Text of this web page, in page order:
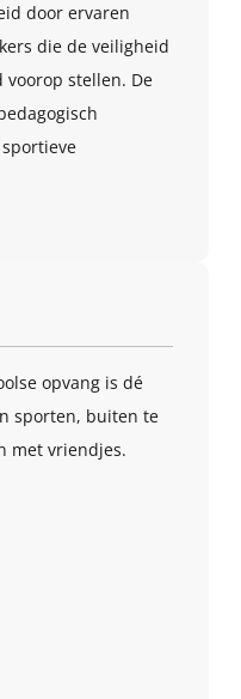
door ervaren
die de veiligheid
stellen. De
opvang is dé
sporten, buiten te
met vriendjes.